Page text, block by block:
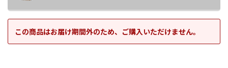
この商品はお届け期間外のため、ご購入いただけません。